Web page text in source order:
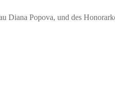
Diana Popova, und des